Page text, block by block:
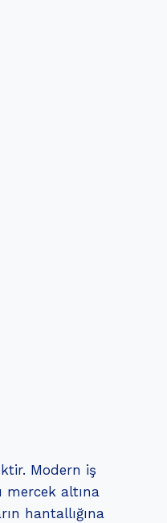
Modern iş
mercek altına
hantallığına